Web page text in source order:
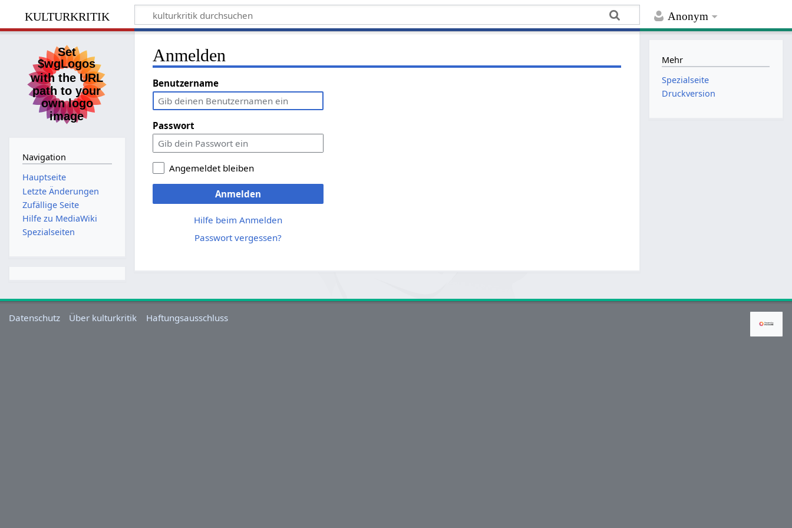
Anonym
kulturkritik
Anmelden
Benutzername
Passwort
Angemeldet bleiben
Anmelden
Hilfe beim Anmelden
Passwort vergessen?
Navigation
Hauptseite
Letzte Änderungen
Zufällige Seite
Hilfe zu MediaWiki
Spezialseiten
Mehr
Spezialseite
Druckversion
Datenschutz Über kulturkritik Haftungsausschluss